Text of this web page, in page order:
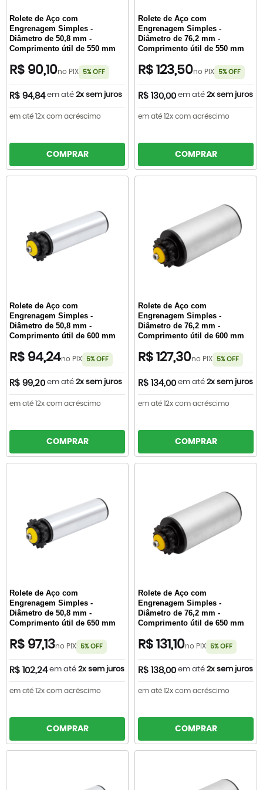
Rolete de Aço com
Engrenagem Simples -
Diâmetro de 50,8 mm -
Comprimento útil de 550 mm
R$ 90,10no PIX 5% OFF
R$ 94,84 em até 2x sem juros
em até 12x com acréscimo
COMPRAR
Rolete de Aço com
Engrenagem Simples -
Diâmetro de 76,2 mm -
Comprimento útil de 550 mm
R$ 123,50no PIX 5% OFF
R$ 130,00 em até 2x sem juros
em até 12x com acréscimo
COMPRAR
Rolete de Aço com
Engrenagem Simples -
Diâmetro de 50,8 mm -
Comprimento útil de 600 mm
R$ 94,24no PIX 5% OFF
R$ 99,20 em até 2x sem juros
em até 12x com acréscimo
COMPRAR
Rolete de Aço com
Engrenagem Simples -
Diâmetro de 76,2 mm -
Comprimento útil de 600 mm
R$ 127,30no PIX 5% OFF
R$ 134,00 em até 2x sem juros
em até 12x com acréscimo
COMPRAR
Rolete de Aço com
Engrenagem Simples -
Diâmetro de 50,8 mm -
Comprimento útil de 650 mm
R$ 97,13no PIX 5% OFF
R$ 102,24 em até 2x sem juros
em até 12x com acréscimo
COMPRAR
Rolete de Aço com
Engrenagem Simples -
Diâmetro de 76,2 mm -
Comprimento útil de 650 mm
R$ 131,10no PIX 5% OFF
R$ 138,00 em até 2x sem juros
em até 12x com acréscimo
COMPRAR